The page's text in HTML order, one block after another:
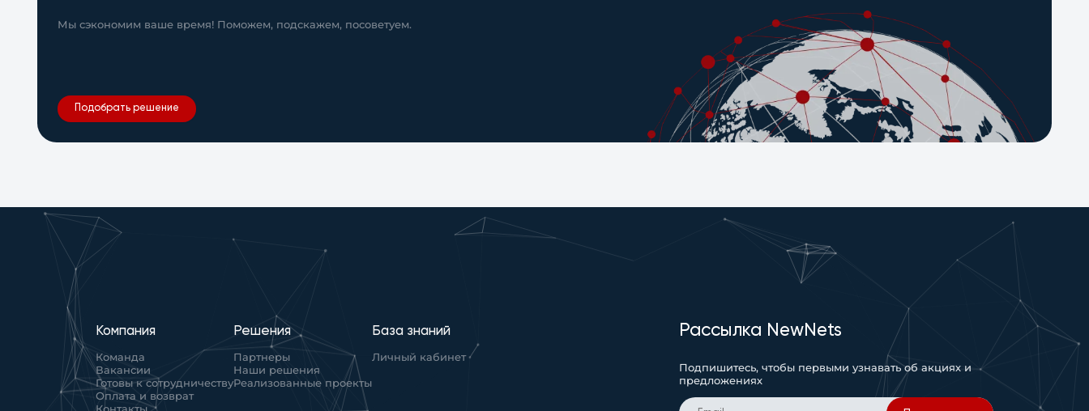
Мы сэкономим ваше время! Поможем, подскажем, посоветуем.
Подобрать решение
Компания
Команда
Вакансии
Готовы к сотрудничеству
Оплата и возврат
Решения
Партнеры
Наши решения
Реализованные проекты
База знаний
Личный кабинет
Рассылка NewNets
Подпишитесь, чтобы первыми узнавать об акциях и
предложениях